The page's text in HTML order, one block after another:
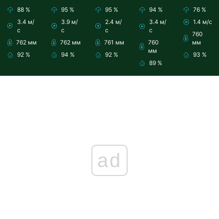
88 %
3.4 м/
с
762 мм
92 %
95 %
3.9 м/
с
762 мм
94 %
95 %
2.4 м/
с
761 мм
92 %
94 %
3.4 м/
с
760
мм
89 %
76 %
1.4 м/с
760
мм
93 %
ad